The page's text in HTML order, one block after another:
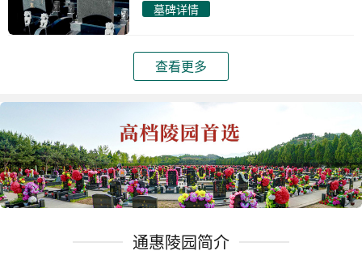
墓碑详情
查看更多
通惠陵园简介